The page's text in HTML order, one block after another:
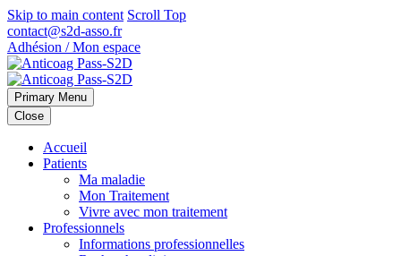
Skip to main content Scroll Top
contact@s2d-asso.fr
Adhésion / Mon espace
Primary Menu
Close
Accueil
Patients
Ma maladie
Mon Traitement
Vivre avec mon traitement
Professionnels
Informations professionnelles